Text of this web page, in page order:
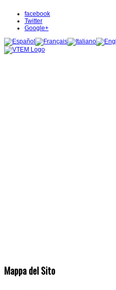
facebook
Twitter
Google+
Mappa del Sito